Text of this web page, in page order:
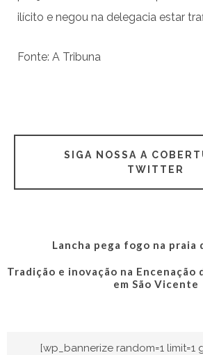
ilícito e negou na delegacia estar
Fonte: A Tribuna
SIGA NOSSA A
TWITTER
Lancha pega fogo na praia
Tradição e inovação na Encenação
em São Vicente
[wp_bannerize random=1 limit=1